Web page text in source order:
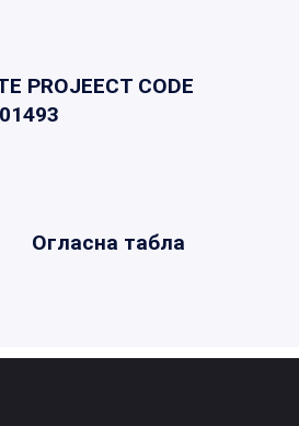
PROJEECT CODE
Огласна табла